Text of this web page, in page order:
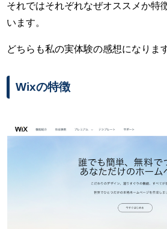
それではそれぞれなぜオススメか特
います。
どちらも私の実体験の感想になりま
Wixの特徴